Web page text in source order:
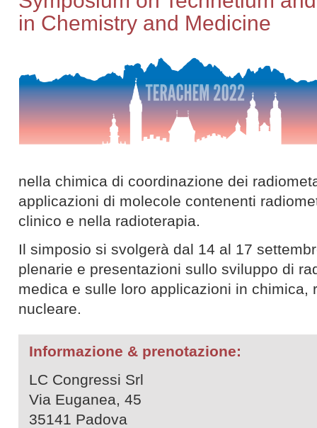
in Chemistry and Medicine
nella chimica di coordinazione dei
applicazioni di molecole contenenti
clinico e nella radioterapia.
Il simposio si svolgerà dal 14 al 17
plenarie e presentazioni sullo sviluppo di
medica e sulle loro applicazioni in chimica,
nucleare.
Informazione & prenotazione:
LC Congressi Srl
Via Euganea, 45
35141 Padova